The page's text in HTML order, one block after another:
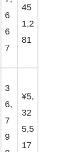
6
6
7
45
1,2
81
3
6,
7
9
¥5,
32
5,5
17